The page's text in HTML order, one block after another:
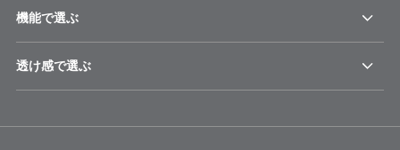
機能で選ぶ
透け感で選ぶ